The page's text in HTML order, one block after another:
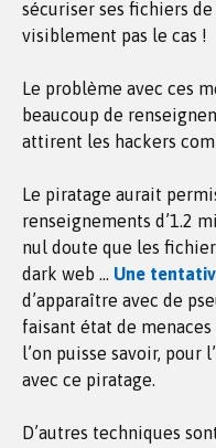
sécuriser ses fichiers
visiblement pas le cas !
Le problème avec ces
beaucoup de
attirent les hackers
Le piratage aurait
renseignements d’1.2
nul doute que les
dark web … Une
d’apparaître avec de
faisant état de menaces
l’on puisse savoir, pour
avec ce piratage.
D’autres techniques